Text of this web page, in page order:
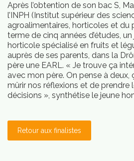
Après l’obtention de son bac S,
l’INPH (Institut supérieur des
agroalimentaires, horticoles et du
terme de cinq années d’études,
horticole spécialisé en fruits et
auprès de ses parents, dans la
père une EARL. « Je trouve ça
avec mon père. On pense à
mûrir nos réflexions et de prendre
décisions », synthétise le jeune
Retour aux finalistes